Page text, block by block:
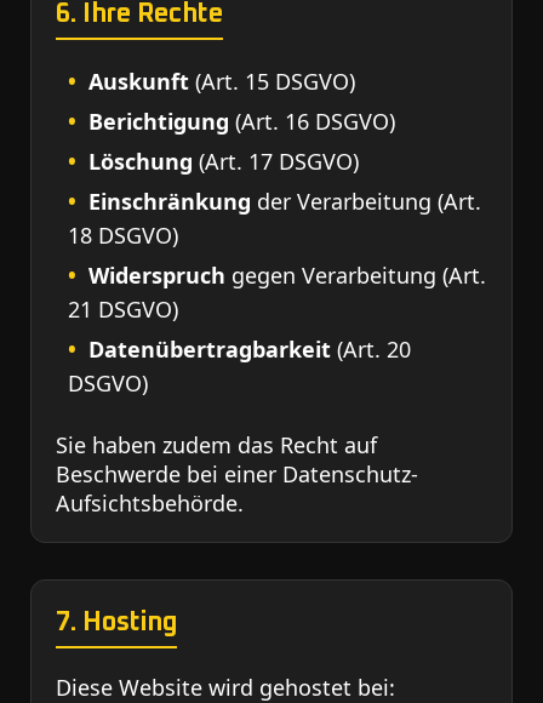
6. Ihre Rechte
Auskunft (Art. 15 DSGVO)
Berichtigung (Art. 16 DSGVO)
Löschung (Art. 17 DSGVO)
Einschränkung der Verarbeitung (Art.
18 DSGVO)
Widerspruch gegen Verarbeitung (Art.
21 DSGVO)
Datenübertragbarkeit (Art. 20
DSGVO)
Sie haben zudem das Recht auf
Beschwerde bei einer Datenschutz-
Aufsichtsbehörde.
7. Hosting
Diese Website wird gehostet bei: